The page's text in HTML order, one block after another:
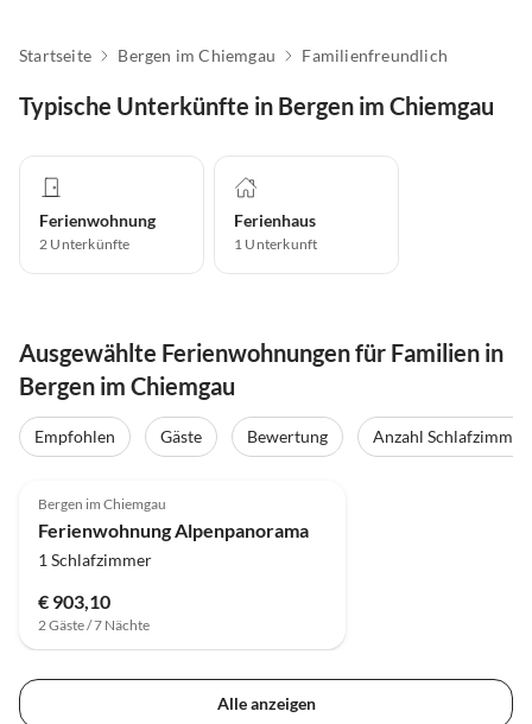
Startseite Bergen im Chiemgau Familienfreundlich
Typische Unterkünfte in Bergen im Chiemgau
Ferienwohnung
2 Unterkünfte
Ferienhaus
1 Unterkunft
Ausgewählte Ferienwohnungen für Familien in
Bergen im Chiemgau
Empfohlen Gäste Bewertung Anzahl Schlafzimmer
Bergen im Chiemgau
Ferienwohnung Alpenpanorama
1 Schlafzimmer
€ 903,10
2 Gäste / 7 Nächte
Alle anzeigen